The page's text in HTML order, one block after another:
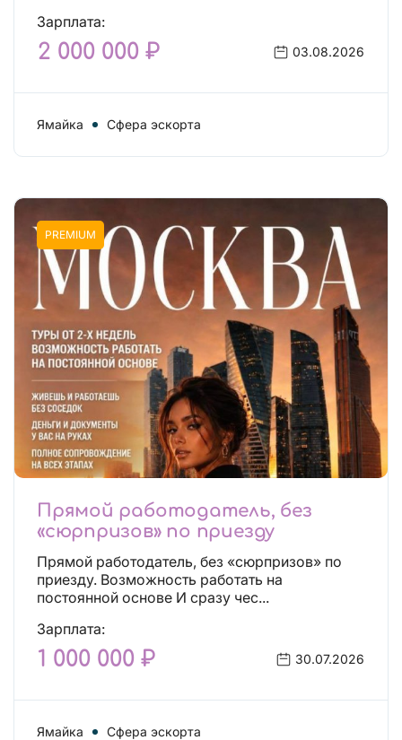
Зарплата:
2 000 000 ₽ 03.08.2026
Ямайка Сфера эскорта
PREMIUM
Прямой работодатель, без
«сюрпризов» по приезду
Прямой работодатель, без «сюрпризов» по
приезду. Возможность работать на
постоянной основе И сразу чес...
Зарплата:
1 000 000 ₽ 30.07.2026
Ямайка Сфера эскорта